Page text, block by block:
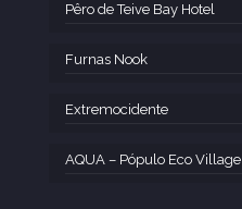
Pêro de Teive Bay Hotel
Furnas Nook
Extremocidente
AQUA – Pópulo Eco Village